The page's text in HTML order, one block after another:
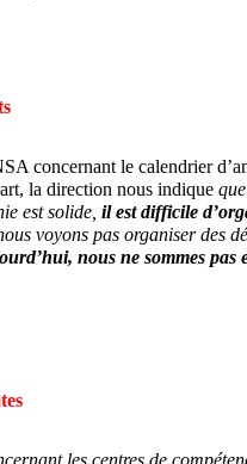
concernant le calendrier
la direction nous indique
est solide il est difficile
voyons pas organiser des
nous ne sommes pas
les centres de